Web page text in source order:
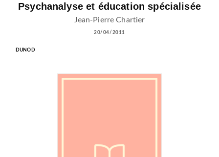
Psychanalyse et éducation spécialisée
Jean-Pierre Chartier
20/04/2011
DUNOD